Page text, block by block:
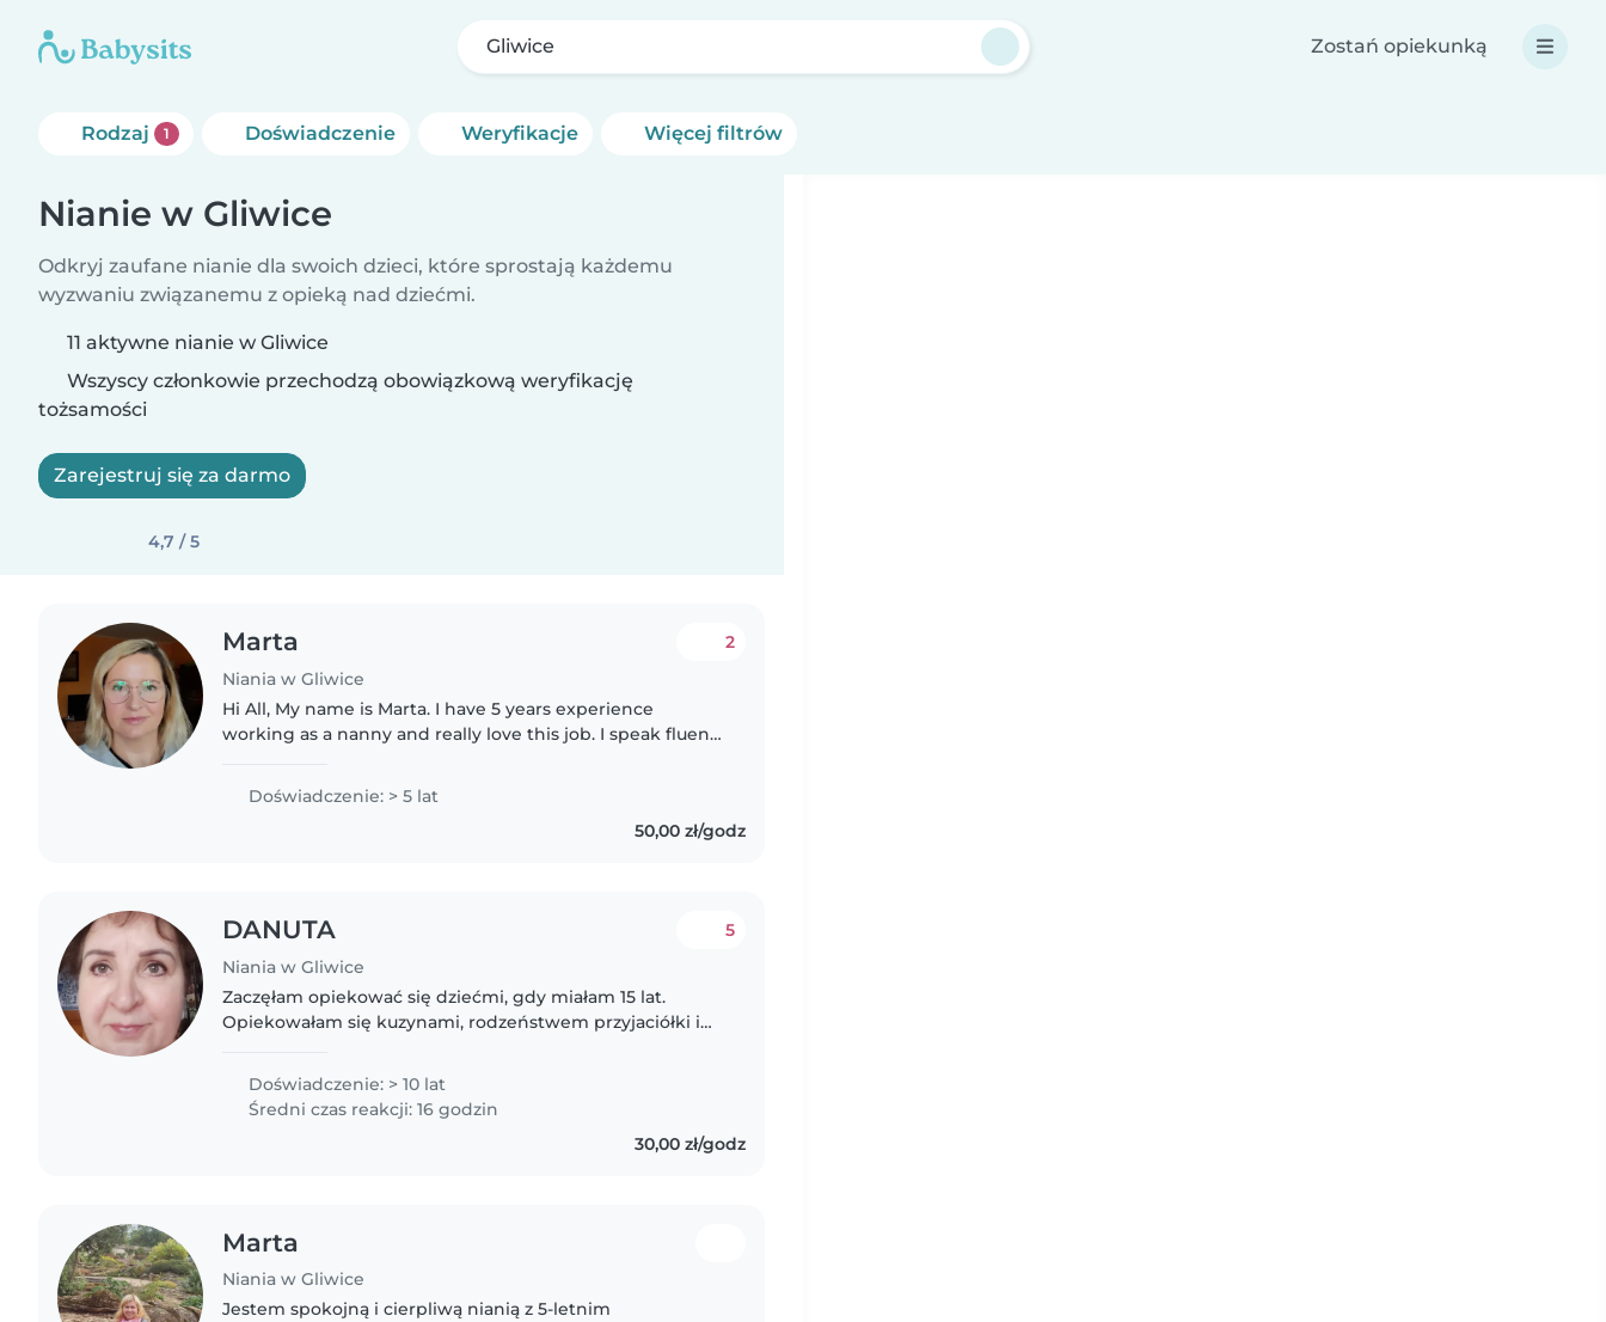
Gliwice Zostań opiekunką
Rodzaj 1 Doświadczenie Weryfikacje Więcej filtrów
Nianie w Gliwice
Odkryj zaufane nianie dla swoich dzieci, które sprostają każdemu
wyzwaniu związanemu z opieką nad dziećmi.
11 aktywne nianie w Gliwice
Wszyscy członkowie przechodzą obowiązkową weryfikację
tożsamości
Zarejestruj się za darmo
4,7 / 5
Marta
Niania w Gliwice
2
Hi All, My name is Marta. I have 5 years experience
working as a nanny and really love this job. I speak fluent
Education in Mathematical..
Doświadczenie: > 5 lat
50,00 zł/godz
DANUTA
Niania w Gliwice
5
Zaczęłam opiekować się dziećmi, gdy miałam 15 lat.
Opiekowałam się kuzynami, rodzeństwem przyjaciółki i
Doświadczenie: > 10 lat
Średni czas reakcji: 16 godzin
30,00 zł/godz
Marta
Niania w Gliwice
Jestem spokojną i cierpliwą nianią z 5-letnim